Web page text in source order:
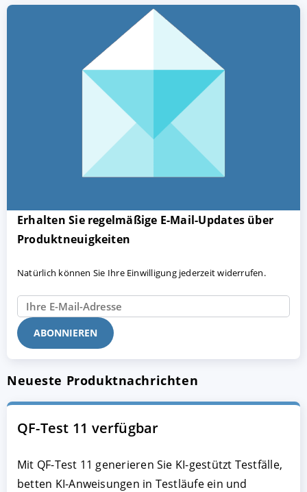
Erhalten Sie regelmäßige E-Mail-Updates über
Produktneuigkeiten
Natürlich können Sie Ihre Einwilligung jederzeit widerrufen.
Neueste Produktnachrichten
QF-Test 11 verfügbar
Mit QF-Test 11 generieren Sie KI-gestützt Testfälle,
betten KI-Anweisungen in Testläufe ein und
Datenschutz